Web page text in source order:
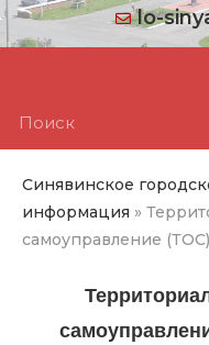
lo-
Синявинское
информация »
самоуправление (ТОС)